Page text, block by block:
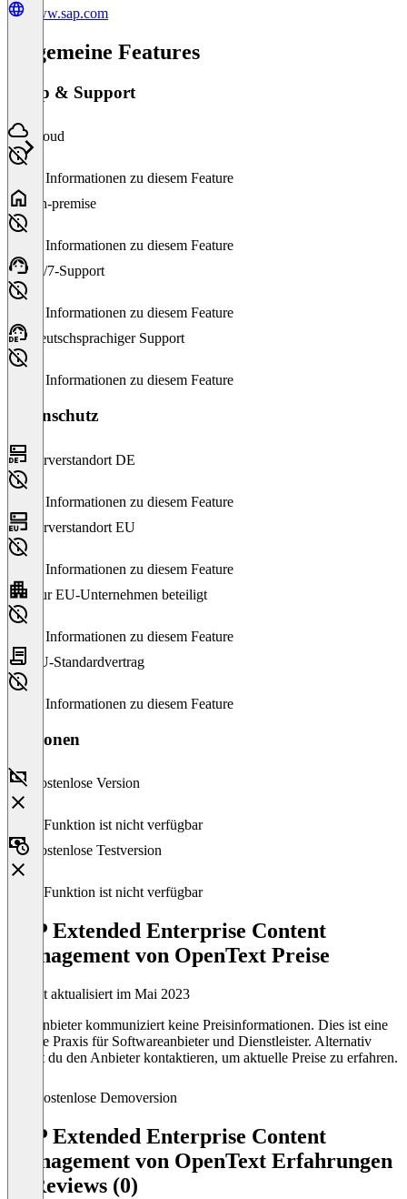
www.sap.com
Allgemeine Features
Setup & Support
Cloud
Keine Informationen zu diesem Feature
On-premise
Keine Informationen zu diesem Feature
24/7-Support
Keine Informationen zu diesem Feature
Deutschsprachiger Support
Keine Informationen zu diesem Feature
Datenschutz
Serverstandort DE
Keine Informationen zu diesem Feature
Serverstandort EU
Keine Informationen zu diesem Feature
Nur EU-Unternehmen beteiligt
Keine Informationen zu diesem Feature
EU-Standardvertrag
Keine Informationen zu diesem Feature
Versionen
Kostenlose Version
Diese Funktion ist nicht verfügbar
Kostenlose Testversion
Diese Funktion ist nicht verfügbar
SAP Extended Enterprise Content
Management von OpenText Preise
Zuletzt aktualisiert im Mai 2023
Der Anbieter kommuniziert keine Preisinformationen. Dies ist eine
übliche Praxis für Softwareanbieter und Dienstleister. Alternativ
kannst du den Anbieter kontaktieren, um aktuelle Preise zu erfahren.
Kostenlose Demoversion
SAP Extended Enterprise Content
Management von OpenText Erfahrungen
& Reviews (0)